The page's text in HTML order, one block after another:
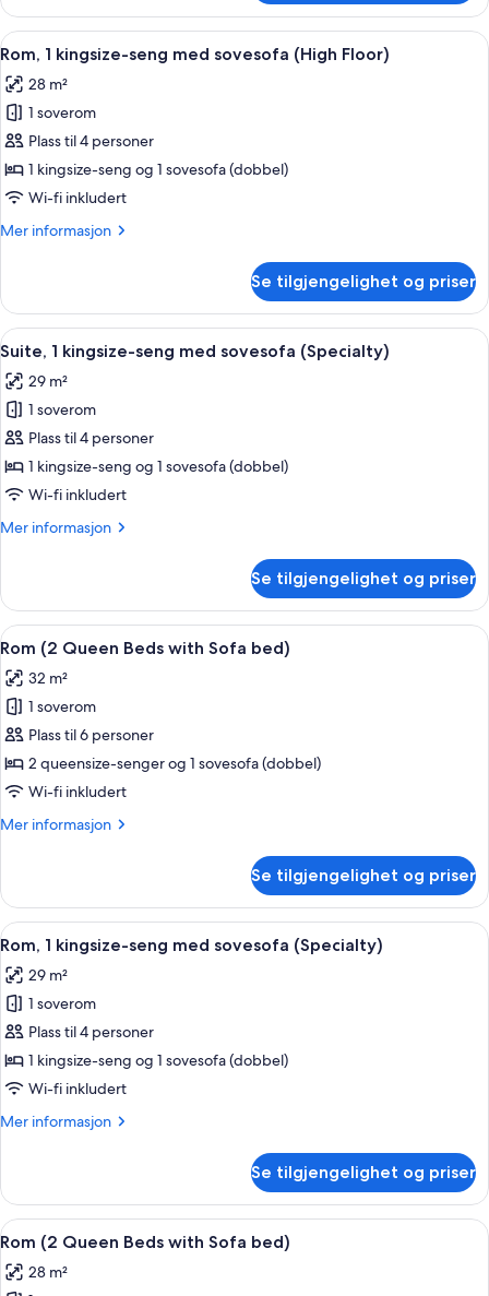
Accessible
(Shower)
1
King
Bed
Sofa
bed,
Accessible
(Shower)
Åpne
alle
bildene
av
Rom,
1
kingsize-
med
Floor)
Skrivebord, blendingsgardiner,
6
Rom, 1 kingsize-seng med sovesofa (High Floor)
28 m²
1 soverom
Plass til 4 personer
1 kingsize-seng og 1 sovesofa (dobbel)
Wi-fi inkludert
Mer informasjon
Mer
1
kingsize-
seng
sovesofa
(High
Floor)
Se tilgjengelighet og priser
Åpne
alle
bildene
av
Suite,
1
kingsize-
med
Skrivebord, blendingsgardiner,
7
Suite, 1 kingsize-seng med sovesofa (Specialty)
29 m²
1 soverom
Plass til 4 personer
1 kingsize-seng og 1 sovesofa (dobbel)
Wi-fi inkludert
Mer informasjon
Mer
1
kingsize-
seng
sovesofa
(Specialty)
Se tilgjengelighet og priser
Åpne
alle
bildene
av
Rom
(2
Queen
with
Skrivebord, blendingsgardiner,
6
Rom (2 Queen Beds with Sofa bed)
32 m²
1 soverom
Plass til 6 personer
2 queensize-senger og 1 sovesofa (dobbel)
Wi-fi inkludert
Mer informasjon
Mer
(2
Queen
Beds
Sofa
bed)
Se tilgjengelighet og priser
Åpne
alle
bildene
av
Rom,
1
kingsize-
med
Rom, 1 kingsize-seng med
7
Rom, 1 kingsize-seng med sovesofa (Specialty)
29 m²
1 soverom
Plass til 4 personer
1 kingsize-seng og 1 sovesofa (dobbel)
Wi-fi inkludert
Mer informasjon
Mer
1
kingsize-
seng
sovesofa
Se tilgjengelighet og priser
Åpne
alle
bildene
Skrivebord, blendingsgardiner,
8
Rom (2 Queen Beds with Sofa bed)
28 m²